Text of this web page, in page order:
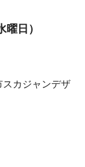
日）
スカジャンデザ